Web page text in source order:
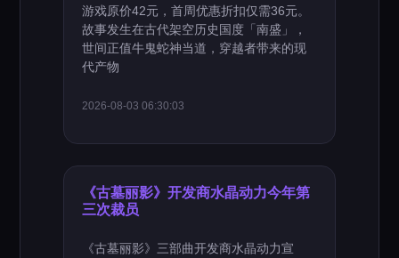
游戏原价42元，首周优惠折扣仅需36元。
故事发生在古代架空历史国度「南盛」，
世间正值牛鬼蛇神当道，穿越者带来的现
代产物
2026-08-03 06:30:03
《古墓丽影》开发商水晶动力今年第
三次裁员
《古墓丽影》三部曲开发商水晶动力宣